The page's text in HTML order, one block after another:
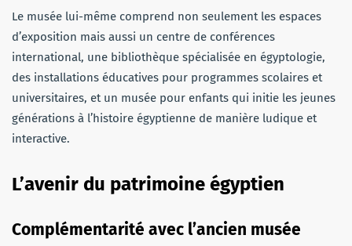
Le musée lui-même comprend non seulement les espaces
d’exposition mais aussi un centre de conférences
international, une bibliothèque spécialisée en égyptologie,
des installations éducatives pour programmes scolaires et
universitaires, et un musée pour enfants qui initie les jeunes
générations à l’histoire égyptienne de manière ludique et
interactive.
L’avenir du patrimoine égyptien
Complémentarité avec l’ancien musée